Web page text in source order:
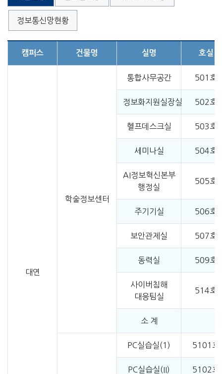
정보통신망현황
캠퍼스 건물명 실명 호실
대연
학술정보센터
통합사무공간 501호
정보화지원실장실 502호
헬프데스크실 503호
세미나실 504호
AI정보혁신본부
행정실
505호
주기기실 506호
보안관제실 507호
동력실 509호
사이버침해
대응팀실
514호
소 계
PC실습실(1) 5101호
PC실습실(II) 5102호